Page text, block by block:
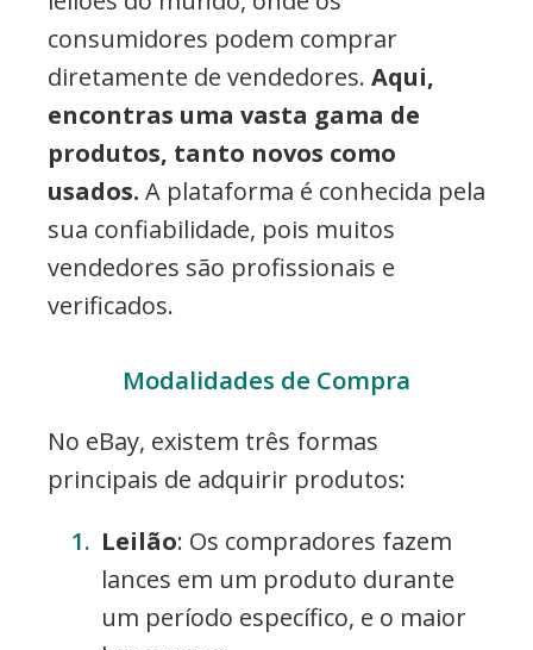
consumidores podem comprar
diretamente de vendedores. Aqui,
encontras uma vasta gama de
produtos, tanto novos como
usados. A plataforma é conhecida pela
sua confiabilidade, pois muitos
vendedores são profissionais e
verificados.
Modalidades de Compra
No eBay, existem três formas
principais de adquirir produtos:
Leilão: Os compradores fazem
lances em um produto durante
um período específico, e o maior